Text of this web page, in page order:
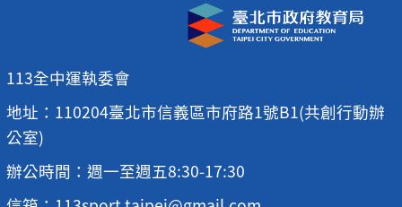
113全中運執委會
地址：110204臺北市信義區市府路1號B1(共創行動辦
公室)
辦公時間：週一至週五8:30-17:30